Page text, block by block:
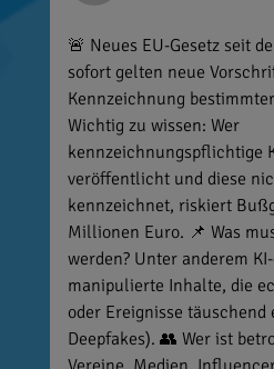
🚨 Neues EU-Gesetz seit
sofort gelten neue
Kennzeichnung
Wichtig zu wissen: Wer
kennzeichnungspflichtige
veröffentlicht und diese
kennzeichnet, riskiert
Millionen Euro. 📌 Was
werden? Unter anderem
manipulierte Inhalte, die
oder Ereignisse
Deepfakes). 👥 Wer ist